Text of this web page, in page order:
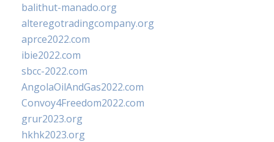
balithut-manado.org
alteregotradingcompany.org
aprce2022.com
ibie2022.com
sbcc-2022.com
AngolaOilAndGas2022.com
Convoy4Freedom2022.com
grur2023.org
hkhk2023.org